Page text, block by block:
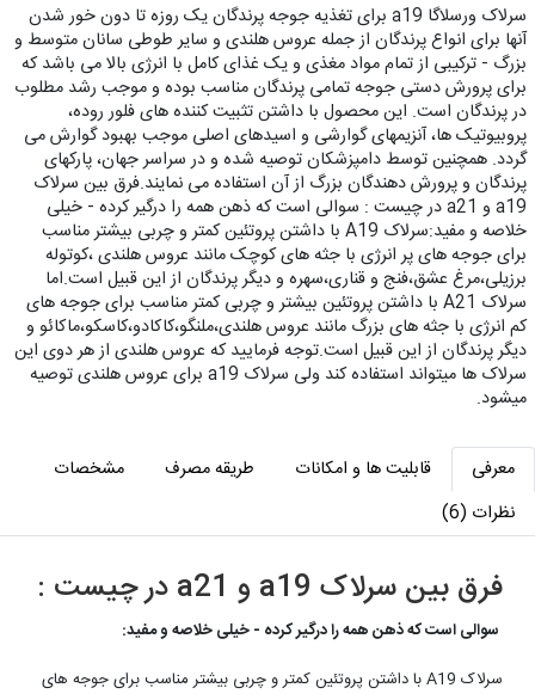
سرلاک ورسلاگا a19 برای تغذیه جوجه پرندگان یک روزه تا دون خور شدن
آنها برای انواع پرندگان از جمله عروس هلندی و سایر طوطی سانان متوسط و
بزرگ - ترکیبی از تمام مواد مغذی و یک غذای کامل با انرژی بالا می باشد که
برای پرورش دستی جوجه تمامی پرندگان مناسب بوده و موجب رشد مطلوب
در پرندگان است. این محصول با داشتن تثبیت کننده های فلور روده،
پروبیوتیک ها، آنزیمهای گوارشی و اسیدهای اصلی موجب بهبود گوارش می
گردد. همچنین توسط دامپزشکان توصیه شده و در سراسر جهان، پارکهای
پرندگان و پرورش دهندگان بزرگ از آن استفاده می نمایند.فرق بین سرلاک
a19 و a21 در چیست : سوالی است که ذهن همه را درگیر کرده - خیلی
خلاصه و مفید:سرلاک A19 با داشتن پروتئین کمتر و چربی بیشتر مناسب
برای جوجه های پر انرژی با جثه های کوچک مانند عروس هلندی ،کوتوله
برزیلی،مرغ عشق،فنج و قناری،سهره و دیگر پرندگان از این قبیل است.اما
سرلاک A21 با داشتن پروتئین بیشتر و چربی کمتر مناسب برای جوجه های
کم انرژی با جثه های بزرگ مانند عروس هلندی،ملنگو،کاکادو،کاسکو،ماکائو و
دیگر پرندگان از این قبیل است.توجه فرمایید که عروس هلندی از هر دوی این
سرلاک ها میتواند استفاده کند ولی سرلاک a19 برای عروس هلندی توصیه
میشود.
معرفی قابلیت ها و امکانات طریقه مصرف
مشخصات
نظرات (6)
فرق بین سرلاک a19 و a21 در چیست :
سوالی است که ذهن همه را درگیر کرده - خیلی خلاصه و مفید:
سرلاک A19 با داشتن پروتئین کمتر و چربی بیشتر مناسب برای جوجه های